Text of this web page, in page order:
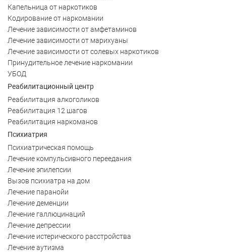
Капельница от наркотиков
Кодирование от наркомании
Лечение зависимости от амфетаминов
Лечение зависимости от марихуаны
Лечение зависимости от солевых наркотиков
Принудительное лечение наркомании
УБОД
Реабилитационный центр
Реабилитация алкоголиков
Реабилитация 12 шагов
Реабилитация наркоманов
Психиатрия
Психиатрическая помощь
Лечение компульсивного переедания
Лечение эпилепсии
Вызов психиатра на дом
Лечение паранойи
Лечение деменции
Лечение галлюцинаций
Лечение депрессии
Лечение истерического расстройства
Лечение аутизма